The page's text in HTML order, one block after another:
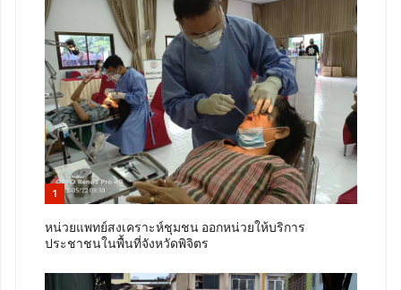
1
หน่วยแพทย์สงเคราะห์ชุมชน ออกหน่วยให้บริการ
ประชาชนในพื้นที่จังหวัดพิจิตร